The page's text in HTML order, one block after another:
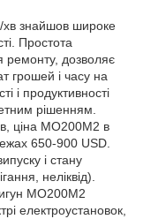
знайшов широке
Простота
ремонту, дозволяє
грошей і часу на
і продуктивності
рішенням.
ціна МО200М2 в
650-900 USD.
і стану
неліквід).
МО200М2
електроустановок,